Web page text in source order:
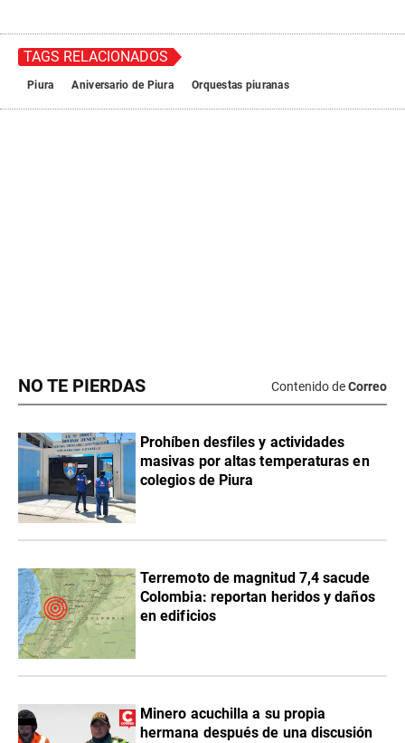
NO TE PIERDAS Contenido deCorreo
Prohíben desfiles y actividades
masivas por altas temperaturas en
colegios de Piura
Terremoto de magnitud 7,4 sacude
Colombia: reportan heridos y daños
en edificios
Minero acuchilla a su propia
hermana después de una discusión